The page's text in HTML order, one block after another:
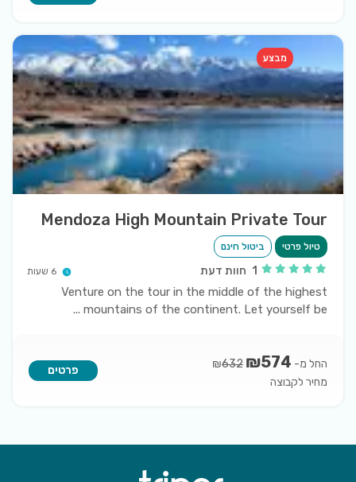
מבצע
Mendoza High Mountain Private Tour
טיול פרטי ביטול חינם
1 חוות דעת 6 שעות
Venture on the tour in the middle of the highest
mountains of the continent. Let yourself be
...
החל מ- ₪574
632
מחיר לקבוצה
פרטים